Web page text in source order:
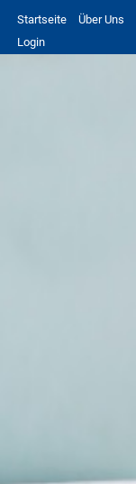
Startseite Über Uns
Login